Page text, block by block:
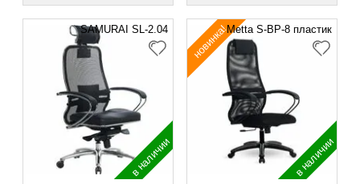
SAMURAI SL-2.04
в наличии
Metta S-ВР-8 пластик
в наличии
новинка!